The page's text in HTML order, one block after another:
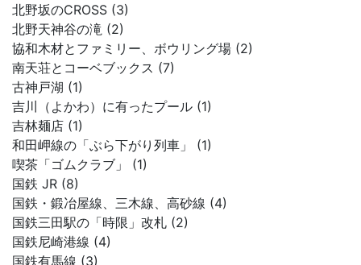
北野坂のCROSS (3)
北野天神谷の滝 (2)
協和木材とファミリー、ボウリング場 (2)
南天荘とコーベブックス (7)
古神戸湖 (1)
吉川（よかわ）に有ったプール (1)
吉林麺店 (1)
和田岬線の「ぶら下がり列車」 (1)
喫茶「ゴムクラブ」 (1)
国鉄 JR (8)
国鉄・鍛冶屋線、三木線、高砂線 (4)
国鉄三田駅の「時限」改札 (2)
国鉄尼崎港線 (4)
国鉄有馬線 (3)